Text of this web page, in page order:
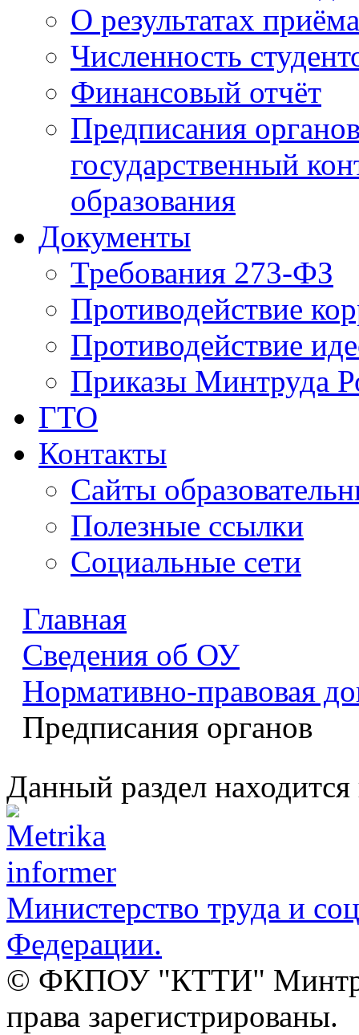
О результатах приёма
Численность
Финансовый отчёт
Предписания
государственный
образования
Документы
Требования 273-ФЗ
Противодействие
Противодействие
Приказы Минтруда
ГТО
Контакты
Сайты
Полезные ссылки
Социальные сети
Главная
Сведения об ОУ
Нормативно-правовая
Предписания органов
Данный раздел находится
Министерство труда и
Федерации.
© ФКПОУ "КТТИ"
права зарегистрированы.